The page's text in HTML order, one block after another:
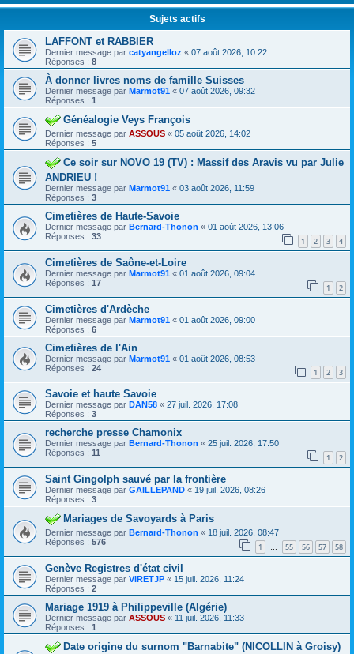
Sujets actifs
LAFFONT et RABBIER
Dernier message par catyangelloz « 07 août 2026, 10:22
Réponses : 8
À donner livres noms de famille Suisses
Dernier message par Marmot91 « 07 août 2026, 09:32
Réponses : 1
Généalogie Veys François
Dernier message par ASSOUS « 05 août 2026, 14:02
Réponses : 5
Ce soir sur NOVO 19 (TV) : Massif des Aravis vu par Julie
ANDRIEU !
Dernier message par Marmot91 « 03 août 2026, 11:59
Réponses : 3
Cimetières de Haute-Savoie
Dernier message par Bernard-Thonon « 01 août 2026, 13:06
Réponses : 33 1 2 3 4
Cimetières de Saône-et-Loire
Dernier message par Marmot91 « 01 août 2026, 09:04
Réponses : 17 1 2
Cimetières d'Ardèche
Dernier message par Marmot91 « 01 août 2026, 09:00
Réponses : 6
Cimetières de l'Ain
Dernier message par Marmot91 « 01 août 2026, 08:53
Réponses : 24 1 2 3
Savoie et haute Savoie
Dernier message par DAN58 « 27 juil. 2026, 17:08
Réponses : 3
recherche presse Chamonix
Dernier message par Bernard-Thonon « 25 juil. 2026, 17:50
Réponses : 11 1 2
Saint Gingolph sauvé par la frontière
Dernier message par GAILLEPAND « 19 juil. 2026, 08:26
Réponses : 3
Mariages de Savoyards à Paris
Dernier message par Bernard-Thonon « 18 juil. 2026, 08:47
Réponses : 576 1 … 55 56 57 58
Genève Registres d'état civil
Dernier message par VIRETJP « 15 juil. 2026, 11:24
Réponses : 2
Mariage 1919 à Philippeville (Algérie)
Dernier message par ASSOUS « 11 juil. 2026, 11:33
Réponses : 1
Date origine du surnom "Barnabite" (NICOLLIN à Groisy)